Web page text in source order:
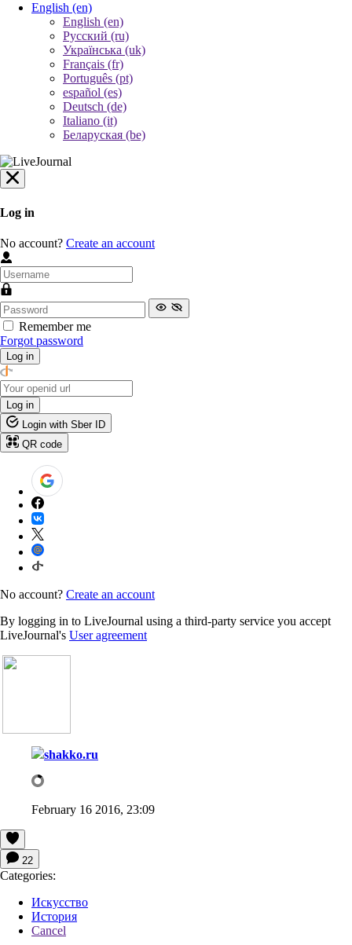
English (en)
English (en)
Русский (ru)
Українська (uk)
Français (fr)
Português (pt)
español (es)
Deutsch (de)
Italiano (it)
Беларуская (be)
Log in
No account? Create an account
Remember me
Forgot password
Log in
Log in
Login with Sber ID
QR code
No account? Create an account
By logging in to LiveJournal using a third-party service you accept
LiveJournal's User agreement
shakko.ru
February 16 2016, 23:09
22
Categories:
Искусство
История
Cancel